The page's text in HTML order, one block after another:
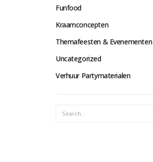
Funfood
Kraamconcepten
Themafeesten & Evenementen
Uncategorized
Verhuur Partymaterialen